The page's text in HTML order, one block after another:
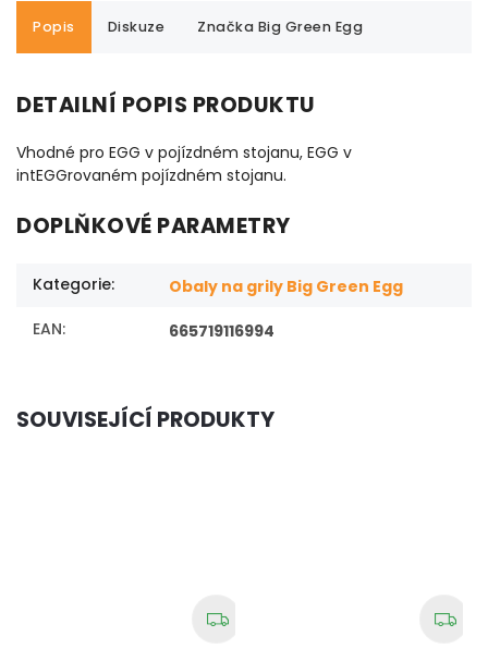
Popis Diskuze Značka Big Green Egg
DETAILNÍ POPIS PRODUKTU
Vhodné pro EGG v pojízdném stojanu, EGG v
intEGGrovaném pojízdném stojanu.
DOPLŇKOVÉ PARAMETRY
Kategorie:
Obaly na grily Big Green Egg
EAN: 665719116994
SOUVISEJÍCÍ PRODUKTY